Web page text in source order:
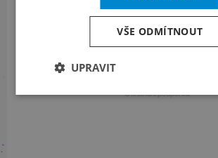
+420 257 310 414
S finanční podporou
VŠE ODMÍTNOUT
UPRAVIT